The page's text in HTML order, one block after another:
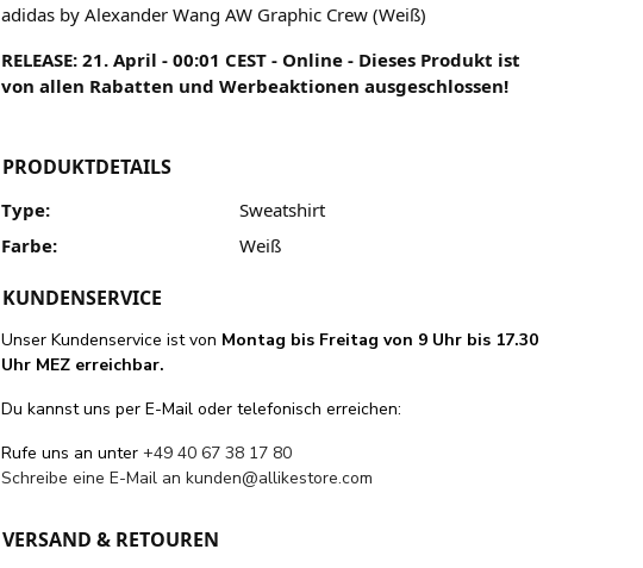
adidas by Alexander Wang AW Graphic Crew (Weiß)
RELEASE: 21. April - 00:01 CEST - Online - Dieses Produkt ist
von allen Rabatten und Werbeaktionen ausgeschlossen!
PRODUKTDETAILS
Type:
Sweatshirt
Farbe:
Weiß
KUNDENSERVICE
Unser Kundenservice ist von Montag bis Freitag von 9 Uhr bis 17.30
Uhr MEZ erreichbar.
Du kannst uns per E-Mail oder telefonisch erreichen:
Rufe uns an unter+49 40 67 38 17 80
Schreibe eine E-Mail ankunden@allikestore.com
VERSAND & RETOUREN